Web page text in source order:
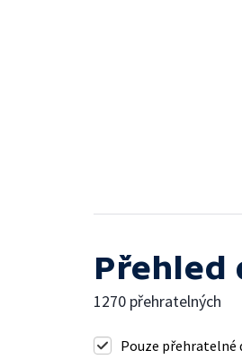
Přehled
1270 přehratelných
Pouze přehratelné